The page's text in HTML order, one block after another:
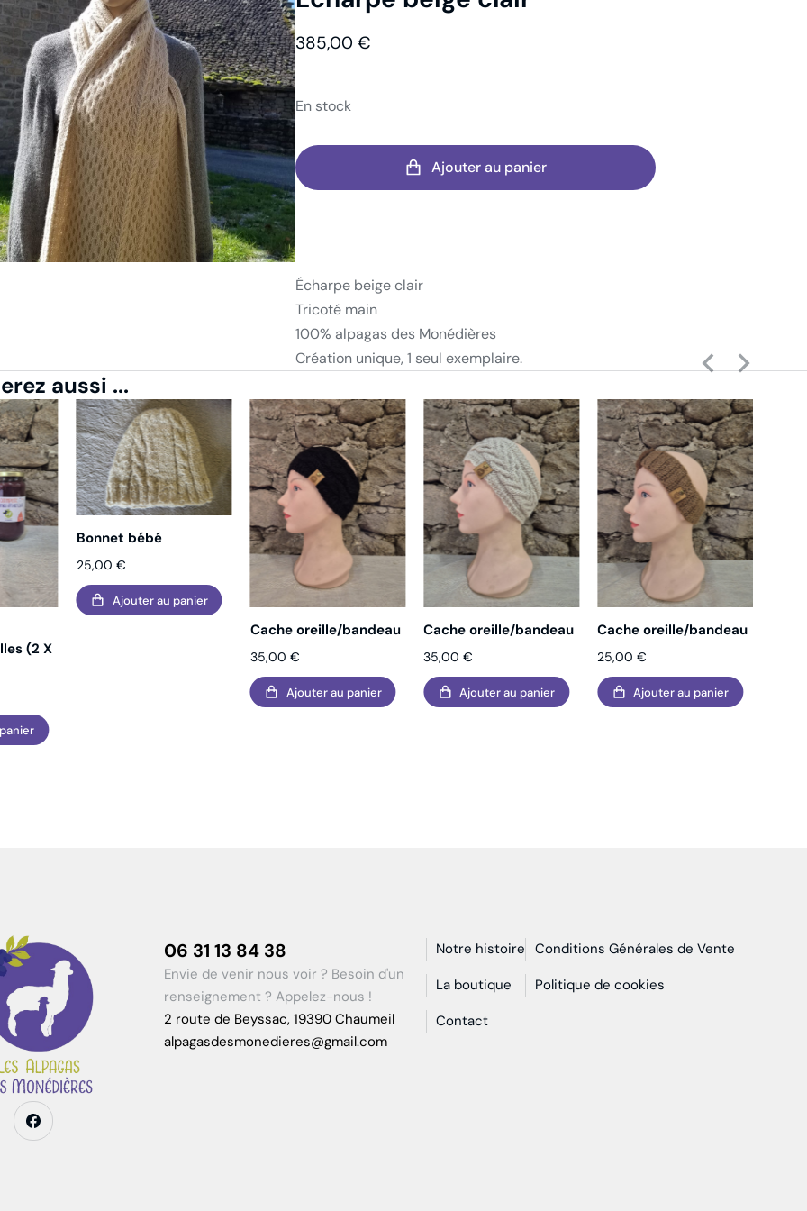
Écharpe Écharpe beige clair
385,00 €
En stock
Ajouter au panier
Écharpe beige clair
Tricoté main
100% alpagas des Monédières
Création unique, 1 seul exemplaire.
aussi ...
(2 X
Bonnet bébé
25,00 €
Ajouter au panier
Cache oreille/bandeau
35,00 €
Ajouter au panier
Cache oreille/bandeau
35,00€
Ajouter au panier
Cache oreille/bandeau
25,00€
Ajouter au panier
06 31 13 84 38
Envie de venir nous voir ? Besoin d'un
renseignement ? Appelez-nous !
2 route de Beyssac, 19390 Chaumeil
alpagasdesmonedieres@gmail.com
Notre histoire
La boutique
Contact
Conditions Générales de Vente
Politique de cookies